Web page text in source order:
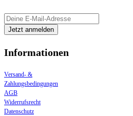
Informationen
Versand- &
Zahlungsbedingungen
AGB
Widerrufsrecht
Datenschutz